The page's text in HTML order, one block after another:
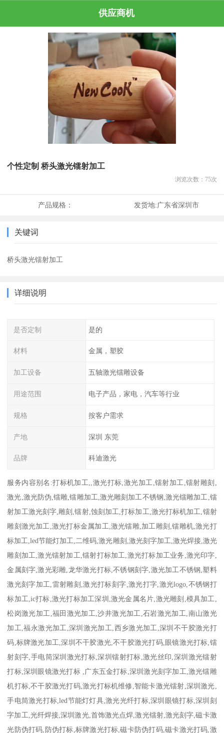
供应商机
个性定制 桥头激光镭射加工
浏览次数： 75次
产品规格： 发货地:广东省深圳市
关键词
桥头激光镭射加工
详细说明
是否定制 是的
材料 金属，塑胶
加工设备 五轴激光镭雕设备
用途范围 电子产品，家电，汽车等行业
规格 按客户需求
产地 深圳 东莞
品牌 科迪激光
服务内容别名:打标机加工,,激光打标,激光加工,镭射加工,镭射雕刻,
激光,激光防伪,镭雕,镭雕加工,激光雕刻加工不锈钢,激光镭雕加工,镭
射加工激光刻字,雕刻,镭射,蚀刻加工,打标加工,激光打标机加工,镭射
雕刻激光加工,激光打标金属加工,激光镭雕,加工雕刻,镭雕机,激光打
标加工,led节能灯加工,二维码,激光雕刻,激光刻字加工,激光焊接,激光
雕刻加工,激光镭射加工,镭射打标加工,激光打标加工业务,激光印字,
金属刻字,激光彩雕,龙华激光打标,不锈钢刻字,激光加工不锈钢,塑料
激光刻字加工,雷射雕刻,激光打标刻字,激光打字,激光logo,不锈钢打
标加工,ic打标,激光打标加工深圳,激光金属名片,激光雕刻,模具加工,
松岗激光加工,福田激光加工,沙井激光加工,石岩激光加工,南山激光
加工,福永激光加工,深圳激光加工,西乡激光加工,深圳不干胶激光打
码,标牌激光加工,深圳不干胶激光,不干胶激光打码,眼镜激光打标,镭
射刻字,手电筒深圳激光打标,深圳镭射打标,激光丝印,深圳激光镭射
打标,深圳眼镜激光打标 ,广东五金打标,深圳激光刻字加工,激光镭雕
机打标,不干胶激光打码,激光打标机维修,智能卡激光镭射,深圳激光,
手电筒激光打标,led节能灯灯具,激光光纤打标,深圳眼镜打标,深圳刻
字加工,光纤焊接,深圳激光,首饰激光点焊,激光镭射,激光刻字,磁卡激
光防伪打码,防伪打标,标牌激光打标,磁卡防伪打码,磁卡激光打码,激